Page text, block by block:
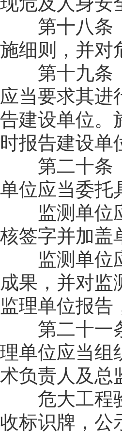
第十八条
施细则，并对
第十九条
应当要求其进
告建设单位。
时报告建设单
第二十条
单位应当委托
监测单位应
核签字并加盖
监测单位应
成果，并对
监理单位报
第二十一
理单位应当组
术负责人及总
危大工程验
收标识牌，公